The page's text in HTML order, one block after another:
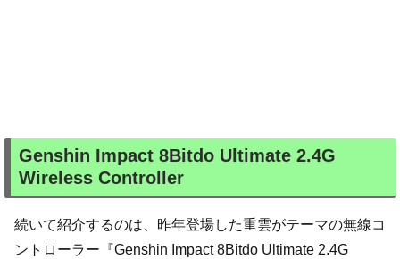
Genshin Impact 8Bitdo Ultimate 2.4G
Wireless Controller
続いて紹介するのは、昨年登場した重雲がテーマの無線コ
ントローラー『Genshin Impact 8Bitdo Ultimate 2.4G